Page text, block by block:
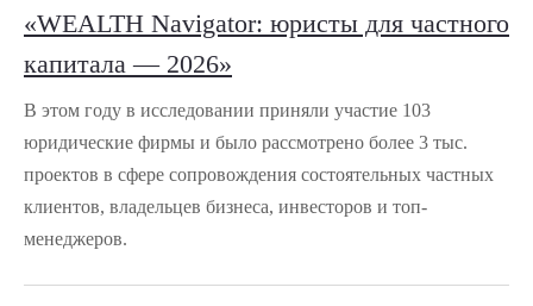
«WEALTH Navigator: юристы для частного
капитала — 2026»
В этом году в исследовании приняли участие 103
юридические фирмы и было рассмотрено более 3 тыс.
проектов в сфере сопровождения состоятельных частных
клиентов, владельцев бизнеса, инвесторов и топ-
менеджеров.